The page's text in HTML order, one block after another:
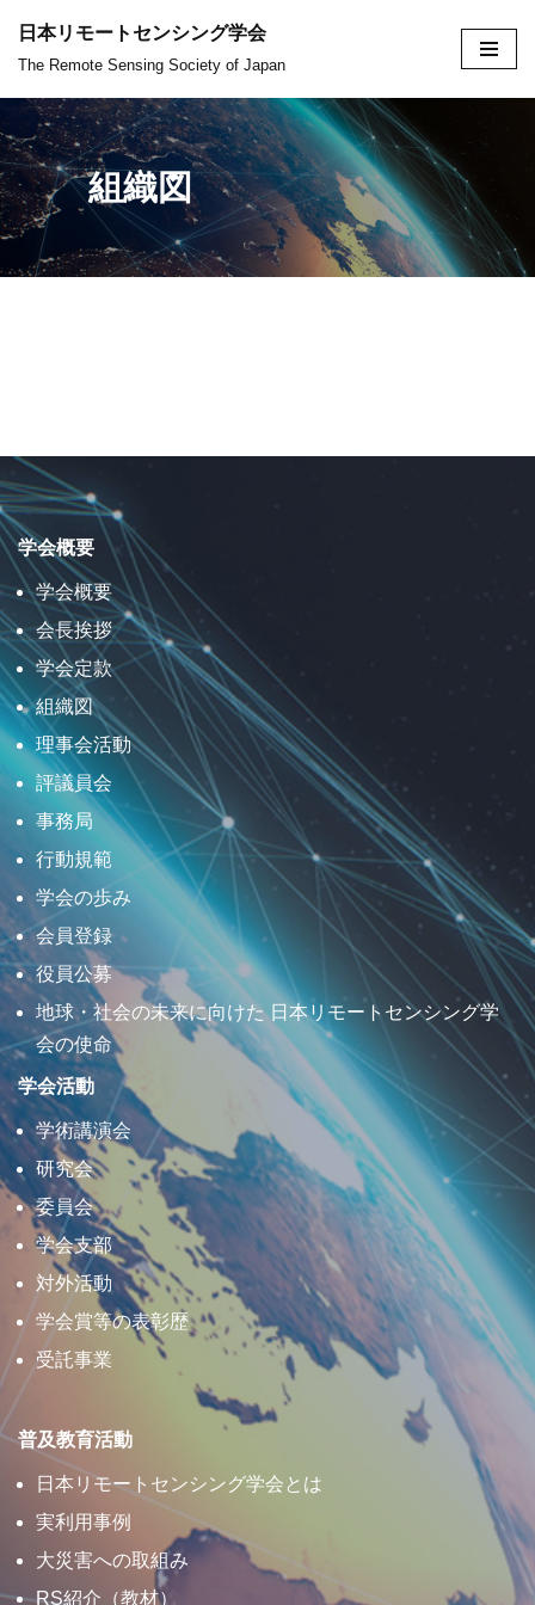
コ
ン
テ
ン
ツ
へ
ス
日本リモートセンシング学会
The Remote Sensing Society of Japan
組織図
学会概要
学会概要
会長挨拶
学会定款
組織図
理事会活動
評議員会
事務局
行動規範
学会の歩み
会員登録
役員公募
地球・社会の未来に向けた 日本リモートセンシング学
会の使命
学会活動
学術講演会
研究会
委員会
学会支部
対外活動
学会賞等の表彰歴
受託事業
普及教育活動
日本リモートセンシング学会とは
実利用事例
大災害への取組み
RS紹介（教材）